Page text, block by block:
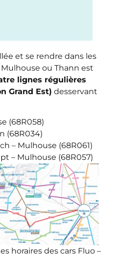
et se rendre dans les
ou Thann est
lignes régulières
Grand Est) desservant
(68R058)
(68R034)
– Mulhouse (68R061)
– Mulhouse (68R057)
horaires des cars Fluo –